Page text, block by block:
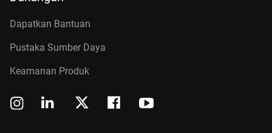
Dapatkan Bantuan
Pustaka Sumber Daya
Keamanan Produk